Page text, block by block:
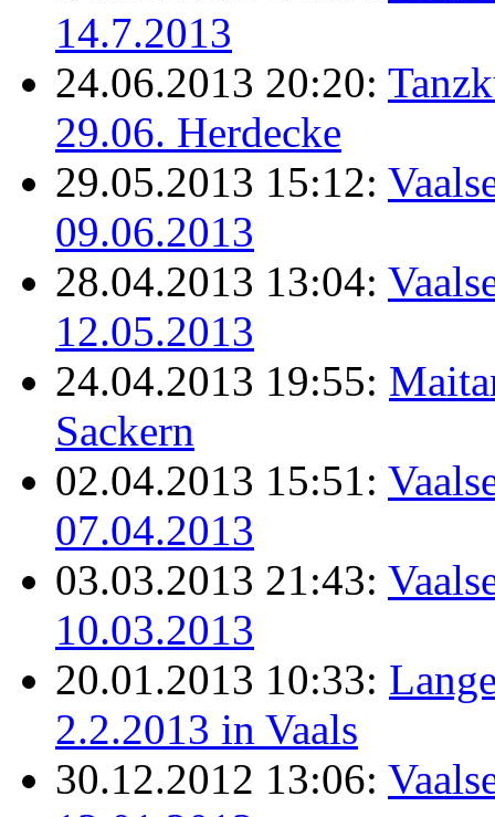
14.7.2013
24.06.2013 20:20:
29.06. Herdecke
29.05.2013 15:12:
09.06.2013
28.04.2013 13:04:
12.05.2013
24.04.2013 19:55:
Sackern
02.04.2013 15:51:
07.04.2013
03.03.2013 21:43:
10.03.2013
20.01.2013 10:33:
2.2.2013 in Vaals
30.12.2012 13:06: